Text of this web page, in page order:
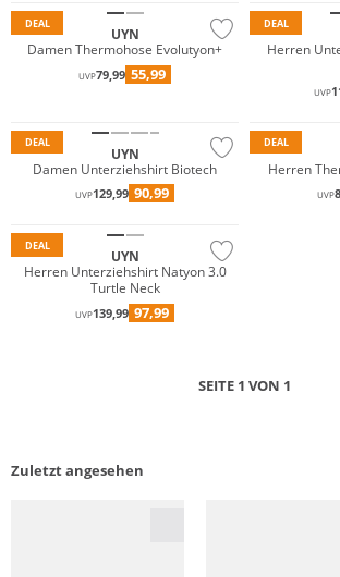
DEAL
UYN
Damen Thermohose Evolutyon+
UVP79,99 55,99
DEAL
Herren
UVP
DEAL
UYN
Damen Unterziehshirt Biotech
UVP129,99 90,99
DEAL
Herren
UVP
DEAL
UYN
Herren Unterziehshirt Natyon 3.0
Turtle Neck
UVP139,99 97,99
SEITE 1 VON 1
Zuletzt angesehen